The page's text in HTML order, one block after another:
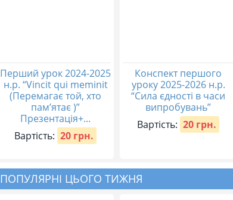
Перший урок 2024-2025
н.р. “Vincit qui meminit
(Перемагає той, хто
пам’ятає )”
Презентація+...
Вартість: 20 грн.
Конспект першого
уроку 2025-2026 н.р.
“Сила єдності в часи
випробувань”
Вартість: 20 грн.
ПОПУЛЯРНІ ЦЬОГО ТИЖНЯ